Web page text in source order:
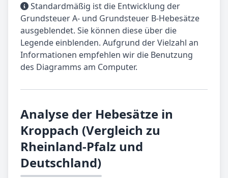
Standardmäßig ist die Entwicklung der
Grundsteuer A- und Grundsteuer B-Hebesätze
ausgeblendet. Sie können diese über die
Legende einblenden. Aufgrund der Vielzahl an
Informationen empfehlen wir die Benutzung
des Diagramms am Computer.
Analyse der Hebesätze in
Kroppach (Vergleich zu
Rheinland-Pfalz und
Deutschland)